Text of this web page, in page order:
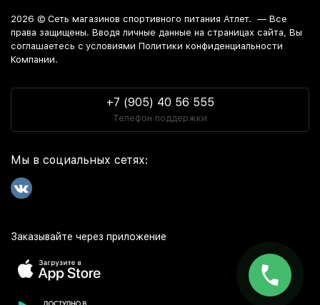
2026 © Сеть магазинов спортивного питания Атлет. — Все
права защищены. Вводя личные данные на страницах сайта, Вы
соглашаетесь c условиями Политики конфиденциальности
Компании.
+7 (905) 40 56 555
Телефон поддержки
Мы в социальных сетях:
Заказывайте через приложение